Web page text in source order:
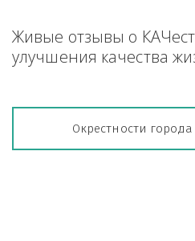
Живые отзывы о
улучшения качества
Окрестности